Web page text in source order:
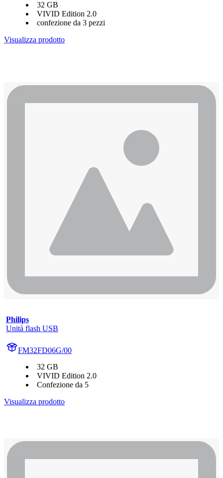
32 GB
VIVID Edition 2.0
confezione da 3 pezzi
Visualizza prodotto
Philips
Unità flash USB
FM32FD06G/00
32 GB
VIVID Edition 2.0
Confezione da 5
Visualizza prodotto